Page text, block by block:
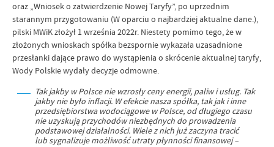
oraz „Wniosek o zatwierdzenie Nowej Taryfy”, po uprzednim
starannym przygotowaniu (W oparciu o najbardziej aktualne dane.),
pilski MWiK złożył 1 września 2022r. Niestety pomimo tego, że w
złożonych wnioskach spółka bezspornie wykazała uzasadnione
przesłanki dające prawo do wystąpienia o skrócenie aktualnej taryfy,
Wody Polskie wydały decyzje odmowne.
Tak jakby w Polsce nie wzrosły ceny energii, paliw i usług. Tak
jakby nie było inflacji. W efekcie nasza spółka, tak jak i inne
przedsiębiorstwa wodociągowe w Polsce, od długiego czasu
nie uzyskują przychodów niezbędnych do prowadzenia
podstawowej działalności. Wiele z nich już zaczyna tracić
lub sygnalizuje możliwość utraty płynności finansowej –